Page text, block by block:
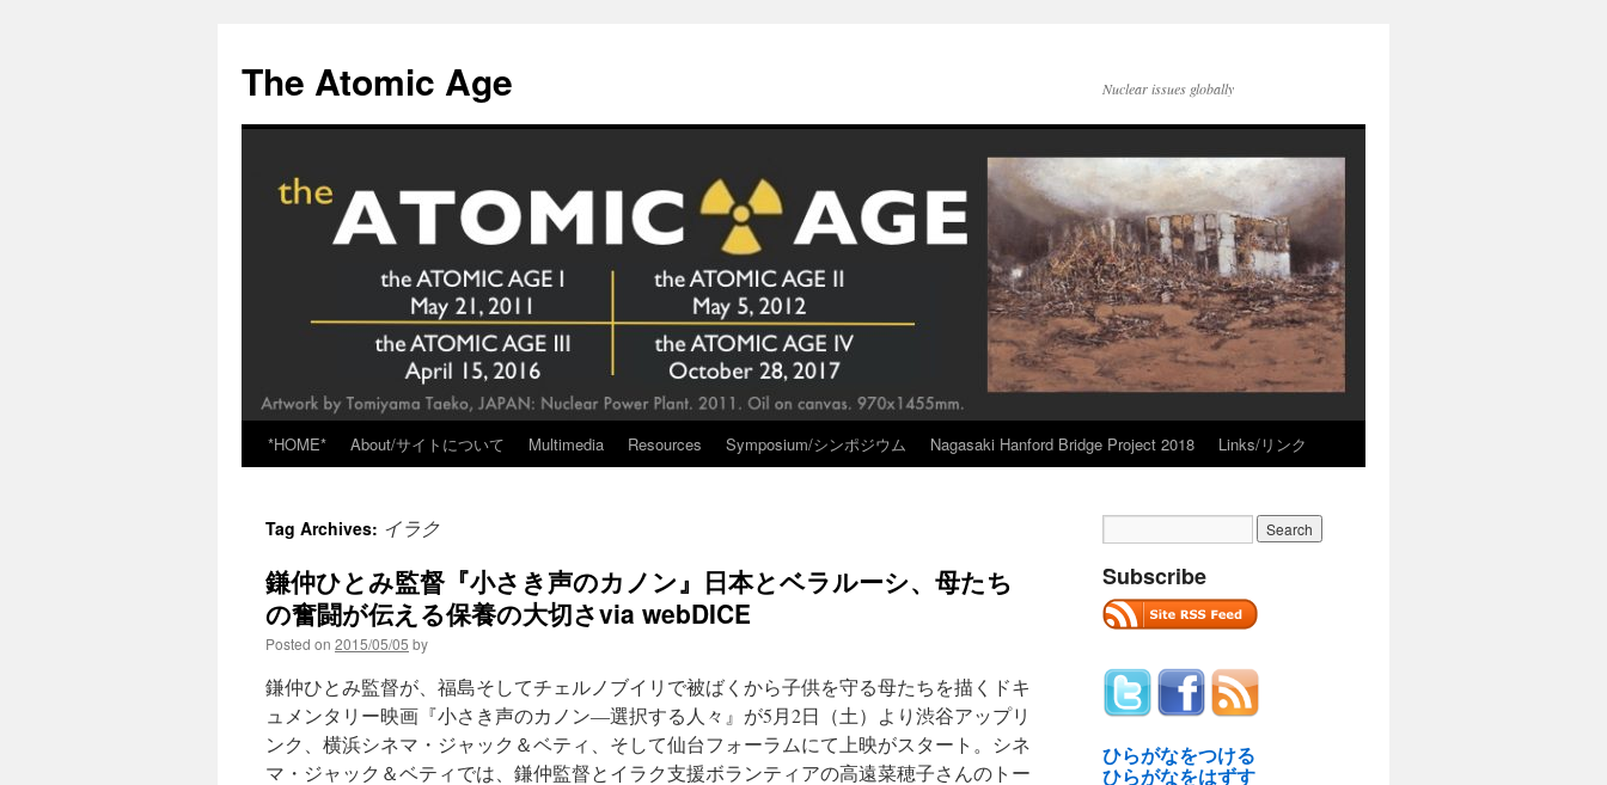
content
The Atomic Age Nuclear issues globally
*HOME* About/サイトについて Multimedia Resources Symposium/シンポジウム Nagasaki Hanford Bridge Project 2018 Links/リンク
Tag Archives: イラク
鎌仲ひとみ監督『小さき声のカノン』日本とベラルーシ、母たち
の奮闘が伝える保養の大切さvia webDICE
Posted on 2015/05/05 by
鎌仲ひとみ監督が、福島そしてチェルノブイリで被ばくから子供を守る母たちを描くドキ
ュメンタリー映画『小さき声のカノン―選択する人々』が5月2日（土）より渋谷アップリ
ンク、横浜シネマ・ジャック＆ベティ、そして仙台フォーラムにて上映がスタート。シネ
マ・ジャック＆ベティでは、鎌仲監督とイラク支援ボランティアの高遠菜穂子さんのトー
Subscribe
ひらがなをつける
ひらがなをはずす